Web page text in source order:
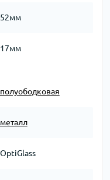
52мм
17мм
полуободковая
металл
OptiGlass